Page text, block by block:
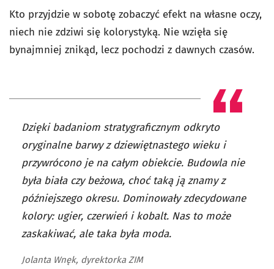
Kto przyjdzie w sobotę zobaczyć efekt na własne oczy,
niech nie zdziwi się kolorystyką. Nie wzięła się
bynajmniej znikąd, lecz pochodzi z dawnych czasów.
Dzięki badaniom stratygraficznym odkryto
oryginalne barwy z dziewiętnastego wieku i
przywrócono je na całym obiekcie. Budowla nie
była biała czy beżowa, choć taką ją znamy z
późniejszego okresu. Dominowały zdecydowane
kolory: ugier, czerwień i kobalt. Nas to może
zaskakiwać, ale taka była moda.
Jolanta Wnęk, dyrektorka ZIM